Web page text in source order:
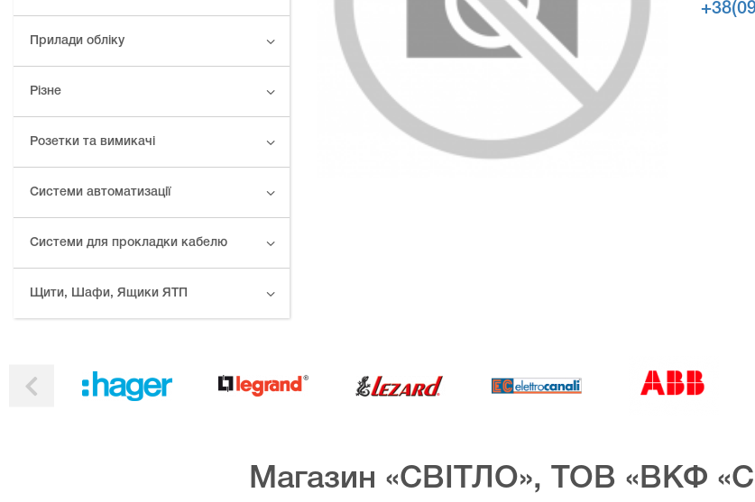
Прилади обліку
Різне
Розетки та вимикачі
Системи автоматизації
Системи для прокладки кабелю
Щити, Шафи, Ящики ЯТП
Магазин «СВІТЛО», ТОВ «ВКФ